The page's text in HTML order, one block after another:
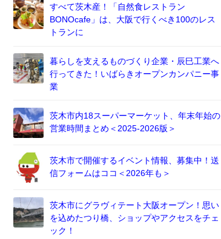
すべて茨木産！「自然食レストラン
BONOcafe」は、大阪で行くべき100のレス
トランに
暮らしを支えるものづくり企業・辰巳工業へ
行ってきた！いばらきオープンカンパニー事
業
茨木市内18スーパーマーケット、年末年始の
営業時間まとめ＜2025-2026版＞
茨木市で開催するイベント情報、募集中！送
信フォームはココ＜2026年も＞
茨木市にグラヴィテート大阪オープン！思い
を込めたつり橋、ショップやアクセスをチェ
ック！